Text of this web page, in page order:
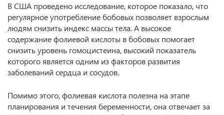
В США проведено исследование, которое показало, что
регулярное употребление бобовых позволяет взрослым
людям снизить индекс массы тела. А высокое
содержание фолиевой кислоты в бобовых помогает
снизить уровень гомоцистеина, высокий показатель
которого является одним из факторов развития
заболеваний сердца и сосудов.
Помимо этого, фолиевая кислота полезна на этапе
планирования и течения беременности, она отвечает за